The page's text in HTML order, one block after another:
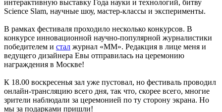
интерактивную выставку Года науки и технологий, битву
Science Slam, научные шоу, мастер-классы и эксперименты.
В рамках фестиваля проходило несколько конкурсов. В
конкурсе инновационной научно-популярной журналистики
победителем и стал журнал «ММ». Редакция в лице меня и
ведущего дизайнера Евы отправилась на церемонию
награждения в Москве!
К 18.00 воскресенья зал уже пустовал, но фестиваль проводил
онлайн-трансляцию всего дня, так что, скорее всего, многие
зрители наблюдали за церемонией по ту сторону экрана. Но
мы за подарками пришли!